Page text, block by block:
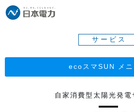
サービス
ecoスマSUN メニ
自家消費型太陽光発電